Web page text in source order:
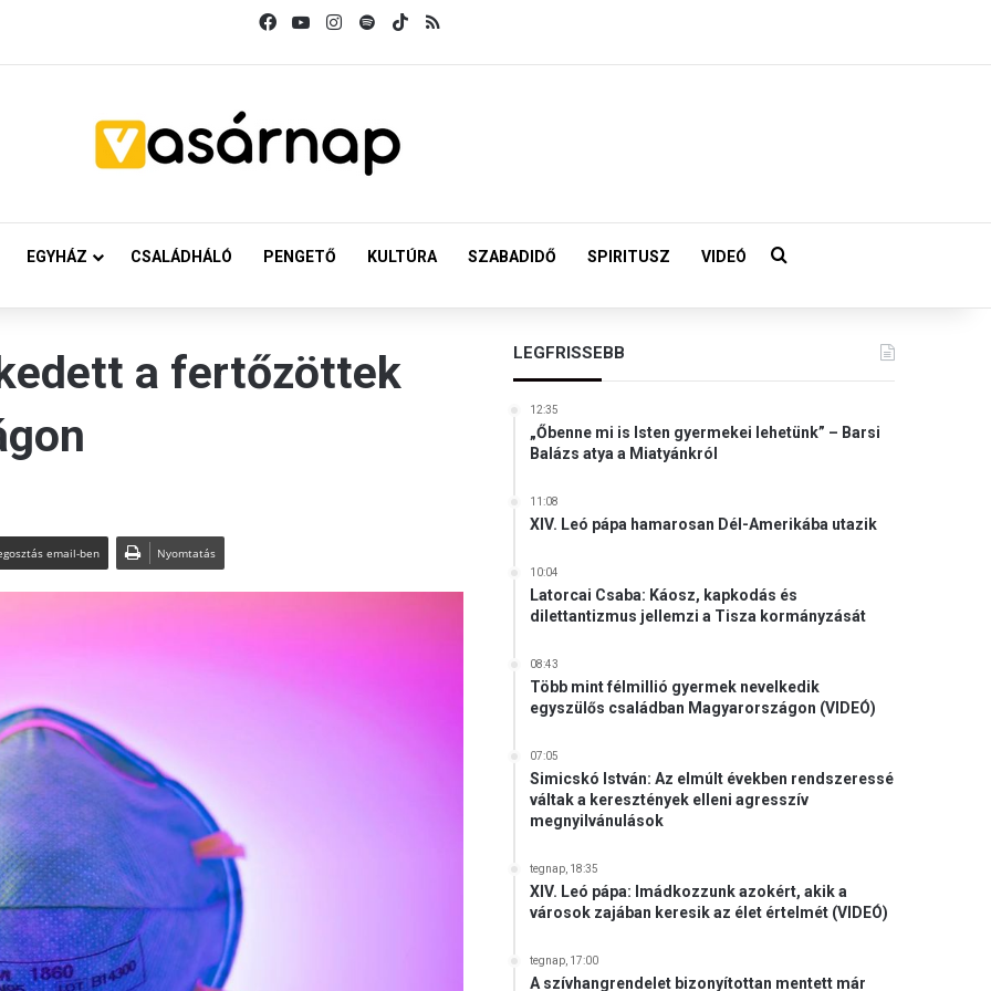
FacebookYouTubeInstagram
SpotifyTikTok
EGYHÁZ CSALÁDHÁLÓ PENGETŐ KULTÚRA SZABADIDŐ SPIRITUSZ VIDEÓ Keresés:
a fertőzöttek
email-ben Nyomtatás
LEGFRISSEBB
12:35
„Őbenne mi is Isten gyermekei lehetünk” – Barsi
Balázs atya a Miatyánkról
11:08
XIV. Leó pápa hamarosan Dél-Amerikába utazik
10:04
Latorcai Csaba: Káosz, kapkodás és
dilettantizmus jellemzi a Tisza kormányzását
08:43
Több mint félmillió gyermek nevelkedik
egyszülős családban Magyarországon (VIDEÓ)
07:05
Simicskó István: Az elmúlt években rendszeressé
váltak a keresztények elleni agresszív
megnyilvánulások
tegnap, 18:35
XIV. Leó pápa: Imádkozzunk azokért, akik a
városok zajában keresik az élet értelmét (VIDEÓ)
tegnap, 17:00
A szívhangrendelet bizonyítottan mentett már